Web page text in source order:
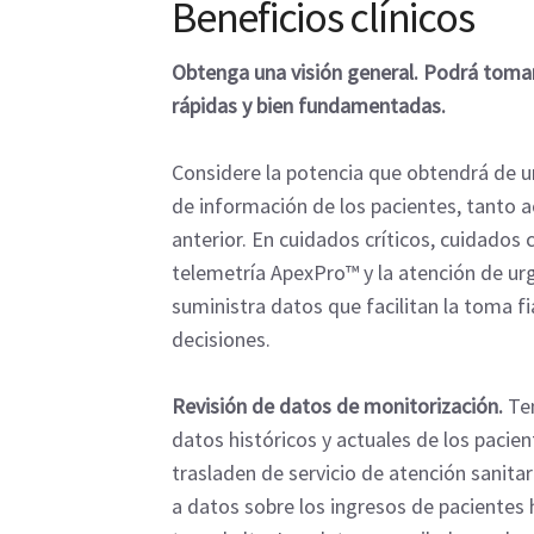
Beneficios clínicos
Obtenga una visión general. Podrá
rápidas y bien fundamentadas.
Considere la potencia que obtendrá de
de información de los pacientes, tanto
anterior. En cuidados críticos, cuidados
telemetría ApexPro™ y la atención de
suministra datos que facilitan la toma
decisiones.
Revisión de datos de monitorización.
datos históricos y actuales de los
trasladen de servicio de atención
a datos sobre los ingresos de pacientes